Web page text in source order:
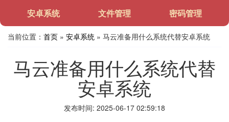
安卓系统 文件管理 密码管理
当前位置： 首页 » 安卓系统 » 马云准备用什么系统代替安卓系统
马云准备用什么系统代替
安卓系统
发布时间: 2025-06-17 02:59:18